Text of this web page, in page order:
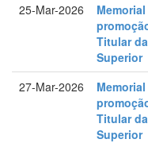
25-Mar-2026
Titular
Superior
27-Mar-2026
Titular
Superior